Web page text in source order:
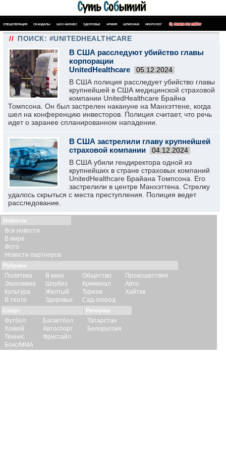
СПЕЦОПЕРАЦИЯ СКАНДАЛЫ ШОУ-БИЗНЕС ЗДОРОВЬЕ АРМИЯ ШПИОНАЖ НЕКРОЛОГ ПОИСК ПО САЙТУ
// ПОИСК: #UNITEDHEALTHCARE
В США расследуют убийство главы
корпорации
UnitedHealthcare
05.12.2024
В США полиция расследует убийство главы
крупнейшей в США медицинской страховой
компании UnitedHealthcare Брайна
Томпсона. Он был застрелен накануне на Манхэттене, когда
шел на конференцию инвесторов. Полиция считает, что речь
идет о заранее спланированном нападении.
В США застрелили главу крупнейшей
страховой компании
04.12.2024
В США убили гендиректора одной из
крупнейших в стране страховых компаний
UnitedHealthcare Брайана Томпсона. Его
застрелили в центре Манхэттена. Стрелку
удалось скрыться с места преступления. Полиция ведет
расследование.
Новости
Все новости
В мире
Фото
Новости партнеров
Рубрики
Политика
Экономика
Культура
В театр
В кино
Шоубиз
Желтый
Здоровье
Общество
Криминал
Туризм
Сад-огород
Происшествия
Авто
Хайтек
Спорт
Футбол
Хоккей
Теннис
Бокс/ММА
Баскетбол
Автоспорт
Фристайл
Регионы
Татарстан
Белоруссия